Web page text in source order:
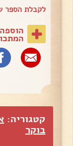
לקבלת הספר
קטגוריה:
בוקר